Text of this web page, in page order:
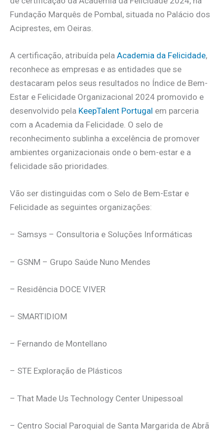
Fundação Marquês de Pombal, situada no Palácio dos
Aciprestes, em Oeiras.
A certificação, atribuída pela Academia da Felicidade,
reconhece as empresas e as entidades que se
destacaram pelos seus resultados no Índice de Bem-
Estar e Felicidade Organizacional 2024 promovido e
desenvolvido pela KeepTalent Portugal em parceria
com a Academia da Felicidade. O selo de
reconhecimento sublinha a excelência de promover
ambientes organizacionais onde o bem-estar e a
felicidade são prioridades.
Vão ser distinguidas com o Selo de Bem-Estar e
Felicidade as seguintes organizações:
– Samsys – Consultoria e Soluções Informáticas
– GSNM – Grupo Saúde Nuno Mendes
– Residência DOCE VIVER
– SMARTIDIOM
– Fernando de Montellano
– STE Exploração de Plásticos
– That Made Us Technology Center Unipessoal
– Centro Social Paroquial de Santa Margarida de Abrã